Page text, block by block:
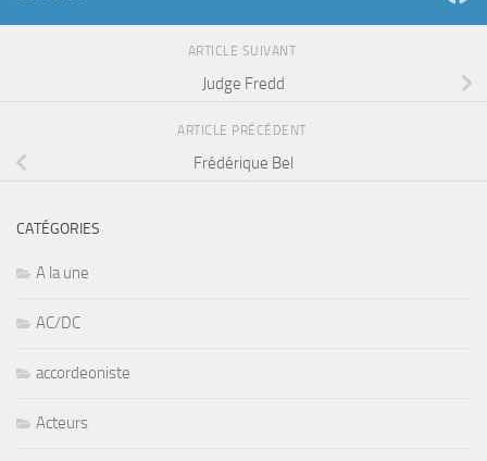
ARTICLE SUIVANT
Judge Fredd
ARTICLE PRÉCÉDENT
Frédérique Bel
CATÉGORIES
A la une
AC/DC
accordeoniste
Acteurs